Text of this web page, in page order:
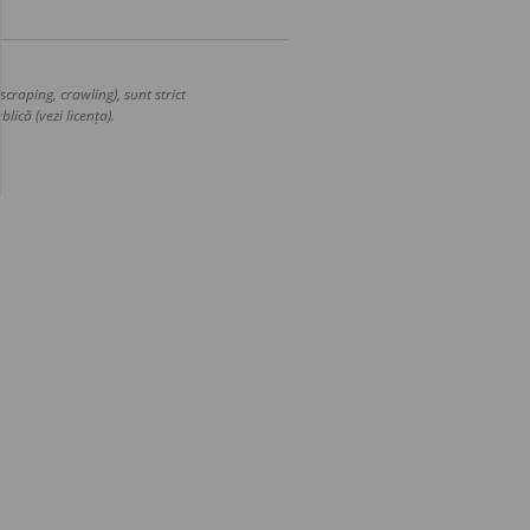
crawling), sunt strict
(vezi licența).